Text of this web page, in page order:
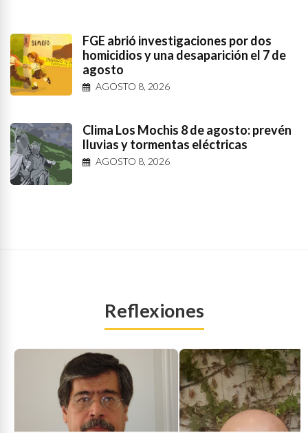
FGE abrió investigaciones por dos
homicidios y una desaparición el 7 de
agosto
AGOSTO 8, 2026
Clima Los Mochis 8 de agosto: prevén
lluvias y tormentas eléctricas
AGOSTO 8, 2026
Reflexiones